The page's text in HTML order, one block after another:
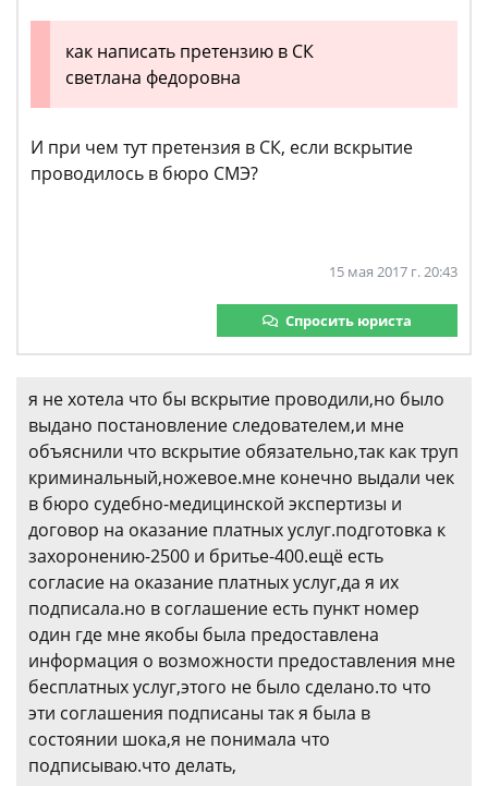
как написать претензию в СК
светлана федоровна
И при чем тут претензия в СК, если вскрытие
проводилось в бюро СМЭ?
15 мая 2017 г. 20:43
Спросить юриста
я не хотела что бы вскрытие проводили,но было
выдано постановление следователем,и мне
объяснили что вскрытие обязательно,так как труп
криминальный,ножевое.мне конечно выдали чек
в бюро судебно-медицинской экспертизы и
договор на оказание платных услуг.подготовка к
захоронению-2500 и бритье-400.ещё есть
согласие на оказание платных услуг,да я их
подписала.но в соглашение есть пункт номер
один где мне якобы была предоставлена
информация о возможности предоставления мне
бесплатных услуг,этого не было сделано.то что
эти соглашения подписаны так я была в
состоянии шока,я не понимала что
подписываю.что делать,